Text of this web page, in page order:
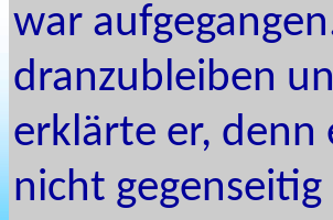
war
dranzubleiben
erklärte er, denn
nicht